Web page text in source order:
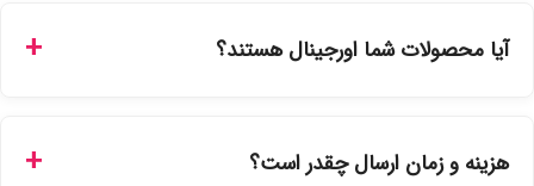
سفارشات در سایت، وضعیت لحظه‌ای مرسوله را مشاهده کنید.
آیا محصولات شما اورجینال هستند؟
نمایندگی‌های معتبر تهیه شده و دارای بچ‌کد قابل استعلام هستند.
هزینه و زمان ارسال چقدر است؟